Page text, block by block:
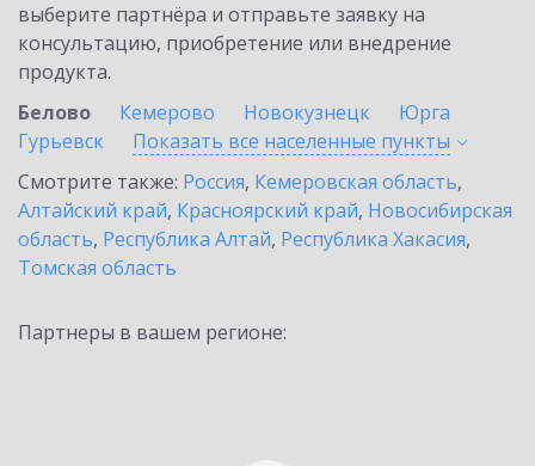
выберите партнёра и отправьте заявку на
консультацию, приобретение или внедрение
продукта.
Белово
Кемерово Новокузнецк
Юрга
Гурьевск
Показать все населенные пункты
Смотрите также: Россия, Кемеровская область,
Алтайский край, Красноярский край, Новосибирская
область, Республика Алтай, Республика Хакасия,
Томская область
Партнеры в вашем регионе: